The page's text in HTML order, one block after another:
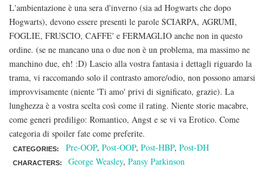
L'ambientazione è una sera d'inverno (sia ad Hogwarts che dopo
Hogwarts), devono essere presenti le parole SCIARPA, AGRUMI,
FOGLIE, FRUSCIO, CAFFE' e FERMAGLIO anche non in questo
ordine. (se ne mancano una o due non è un problema, ma massimo ne
manchino due, eh! :D) Lascio alla vostra fantasia i dettagli riguardo la
trama, vi raccomando solo il contrasto amore/odio, non possono amarsi
improvvisamente (niente 'Ti amo' privi di significato, grazie). La
lunghezza è a vostra scelta così come il rating. Niente storie macabre,
come generi prediligo: Romantico, Angst e se vi va Erotico. Come
categoria di spoiler fate come preferite.
CATEGORIES: Pre-OOP, Post-OOP, Post-HBP, Post-DH
CHARACTERS: George Weasley, Pansy Parkinson